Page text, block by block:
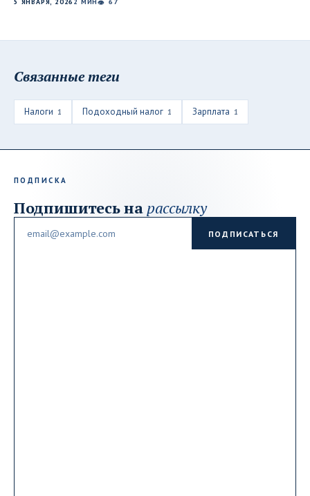
👁
Связанные теги
Налоги 1 Подоходный налог 1 Зарплата 1
ПОДПИСКА
Подпишитесь на рассылку
ПОДПИСАТЬСЯ